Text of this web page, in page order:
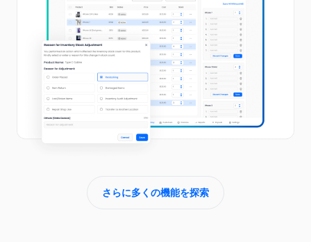
さらに多くの機能を探索